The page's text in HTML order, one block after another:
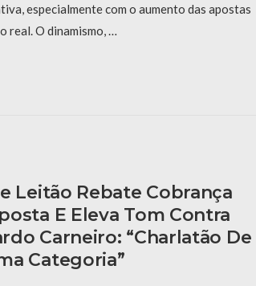
especialmente com o aumento das apostas
real. O dinamismo, …
Leitão Rebate Cobrança
E Eleva Tom Contra
Carneiro: “Charlatão De
Categoria”